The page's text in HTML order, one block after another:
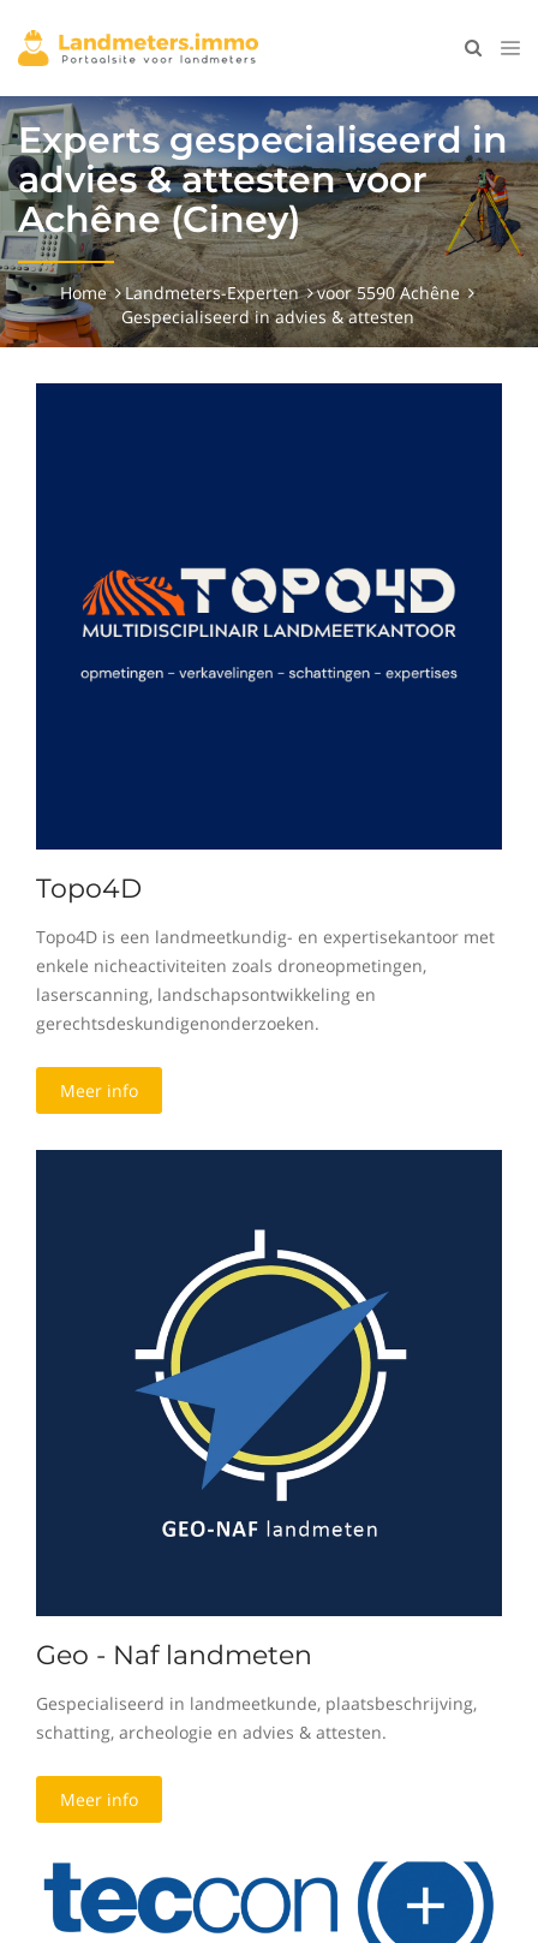
Experts gespecialiseerd in
advies & attesten voor
Achêne (Ciney)
Home Landmeters-Experten
voor 5590 Achêne
Gespecialiseerd in advies & attesten
Topo4D
Topo4D is een landmeetkundig- en expertisekantoor met
enkele nicheactiviteiten zoals droneopmetingen,
laserscanning, landschapsontwikkeling en
gerechtsdeskundigenonderzoeken.
Meer info
Geo - Naf landmeten
Gespecialiseerd in landmeetkunde, plaatsbeschrijving,
schatting, archeologie en advies & attesten.
Meer info